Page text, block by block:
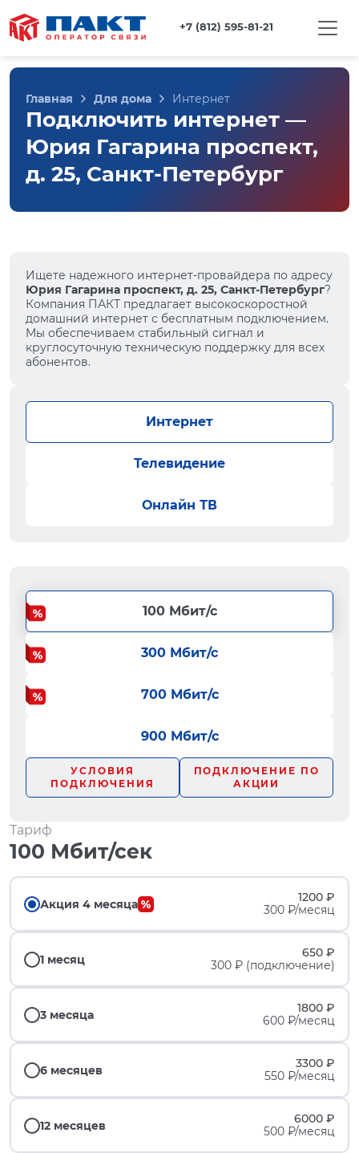
+7 (812) 595-81-21
Главная Для дома Интернет
Подключить интернет —
Юрия Гагарина проспект,
д. 25, Санкт-Петербург
Ищете надежного интернет-провайдера по адресу
Юрия Гагарина проспект, д. 25, Санкт-Петербург?
Компания ПАКТ предлагает высокоскоростной
домашний интернет с бесплатным подключением.
Мы обеспечиваем стабильный сигнал и
круглосуточную техническую поддержку для всех
абонентов.
Интернет
Телевидение
Онлайн ТВ
100 Мбит/с
300 Мбит/с
700 Мбит/с
900 Мбит/с
УСЛОВИЯ
ПОДКЛЮЧЕНИЯ
ПОДКЛЮЧЕНИЕ ПО
АКЦИИ
Тариф
100 Мбит/сек
Акция 4 месяца
1200 ₽
300 ₽/месяц
1 месяц
650 ₽
300 ₽ (подключение)
3 месяца
1800 ₽
600 ₽/месяц
6 месяцев
3300 ₽
550 ₽/месяц
12 месяцев
6000 ₽
500 ₽/месяц